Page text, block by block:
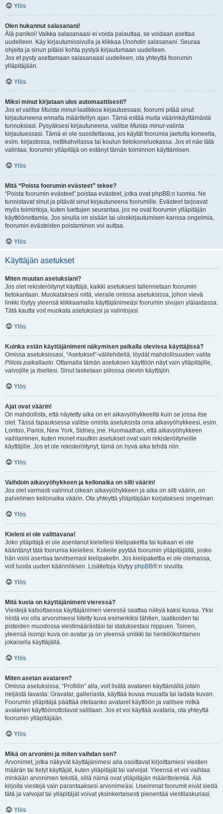
Ylös
Olen hukannut salasanani!
Älä panikoi! Vaikka salasanaasi ei voida palauttaa, se voidaan asettaa
uudelleen. Käy kirjautumissivulla ja klikkaa Unohdin salasanani. Seuraa
ohjeita ja sinun pitäisi kohta pystyä kirjautumaan uudelleen.
Jos et pysty asettamaan salasanaasi uudelleen, ota yhteyttä foorumin
ylläpitäjään.
Ylös
Miksi minut kirjataan ulos automaattisesti?
Jos et valitse Muista minut-laatikkoa kirjautuessasi, foorumi pitää sinut
kirjautuneena ennalta määritellyn ajan. Tämä estää muita väärinkäyttämästä
tunnuksiasi. Pysyäksesi kirjautuneena, valitse Muista minut-valinta
kirjautuessasi. Tämä ei ole suositeltavaa, jos käytät foorumia jaetulta koneelta,
esim. kirjastossa, nettikahvilassa tai koulun tietokoneluokassa. Jos et näe tätä
valintaa, foorumin ylläpitäjä on estänyt tämän toiminnon käyttämisen.
Ylös
Mitä “Poista foorumin evästeet” tekee?
“Poista foorumin evästeet” poistaa evästeet, jotka ovat phpBB:n luomia. Ne
tunnistavat sinut ja pitävät sinut kirjautuneena foorumille. Evästeet tarjoavat
myös toimintoja, kuten luettujen seurantaa, jos ne ovat foorumin ylläpitäjän
käyttöönottamia. Jos sinulla on sisään tai uloskirjautumisen kanssa ongelmia,
foorumin evästeiden poistaminen voi auttaa.
Ylös
Käyttäjän asetukset
Miten muutan asetuksiani?
Jos olet rekisteröitynyt käyttäjä, kaikki asetuksesi tallennetaan foorumin
tietokantaan. Muokataksesi niitä, vieraile omissa asetuksissa, johon vievä
linkki löytyy yleensä klikkaamalla käyttäjänimeäsi foorumin sivujen ylälaidassa.
Tätä kautta voit muokata asetuksiasi ja valintojasi.
Ylös
Kuinka estän käyttäjänimeni näkymisen paikalla olevissa käyttäjissä?
Omissa asetuksissasi, “Asetukset”-välilehdellä, löydät mahdollisuuden valita
Piilota paikallaolo. Ottamalla tämän asetuksen käyttöön näyt vain ylläpitäjille,
valvojille ja itsellesi. Sinut lasketaan piilossa oleviin käyttäjiin.
Ylös
Ajat ovat väärin!
On mahdollista, että näytetty aika on eri aikavyöhykkeeltä kuin se jossa itse
olet. Tässä tapauksessa valitse omista asetuksista oma aikavyöhykkeesi, esim.
Lontoo, Pariisi, New York, Sidney, jne. Huomaathan, että aikavyöhykkeen
vaihtaminen, kuten monet muutkin asetukset ovat vain rekisteröityneille
käyttäjille. Jos et ole rekisteröitynyt, tämä on hyvä aika tehdä niin.
Ylös
Vaihdoin aikavyöhykkeen ja kellonaika on silti väärin!
Jos olet varmasti valinnut oikean aikavyöhykkeen ja aika on silti väärin, on
palvelimen kellonaika väärin. Ota yhteyttä ylläpitäjään korjataksesi ongelman.
Ylös
Kieleni ei ole valittavana!
Joko ylläpitäjä ei ole asentanut kielellesi kielipakettia tai kukaan ei ole
kääntänyt tätä foorumia kielellesi. Kokeile pyytää foorumin ylläpitäjältä, josko
hän voisi asentaa tarvitsemasi kielipaketin. Jos kielipakettia ei ole olemassa,
voit luoda uuden käännöksen. Lisätietoja löytyy phpBB®:n sivuilta.
Ylös
Mitä kuvia on käyttäjänimeni vieressä?
Viestejä katsottaessa käyttäjänimen vieressä saattaa näkyä kaksi kuvaa. Yksi
niistä voi olla arvonimeesi liitetty kuva esimerkiksi tähtien, laatikoiden tai
pisteiden muodossa viestimäärästäsi tai statuksestasi riippuen. Toinen,
yleensä isompi kuva on avatar ja on yleensä uniikki tai henkilökohtainen
jokaisella käyttäjällä.
Ylös
Miten asetan avataren?
Omissa asetuksissa, “Profiilin” alla, voit lisätä avataren käyttämällä jotain
neljästä tavasta: Gravatar, galleriasta, käyttää kuvaa muualta tai ladata kuvan.
Foorumin ylläpitäjä päättää otetaanko avataret käyttöön ja valitsee mitkä
avatarien käyttöönottotavat sallitaan. Jos et voi käyttää avataria, ota yhteyttä
foorumin ylläpitäjään.
Ylös
Mikä on arvonimi ja miten vaihdan sen?
Arvonimet, jotka näkyvät käyttäjänimesi alla osoittavat kirjoittamiesi viestien
määrän tai tietyt käyttäjät, kuten ylläpitäjät tai valvojat. Yleensä et voi vaihtaa
minkään arvonimen tekstiä, sillä nämä ovat ylläpitäjän määrittelemiä. Älä
kirjoita viestejä vain parantaaksesi arvonimeäsi. Useimmat foorumit eivät siedä
tätä ja valvojat tai ylläpitäjät voivat yksinkertaisesti pienentää viestilaskuriasi.
Ylös